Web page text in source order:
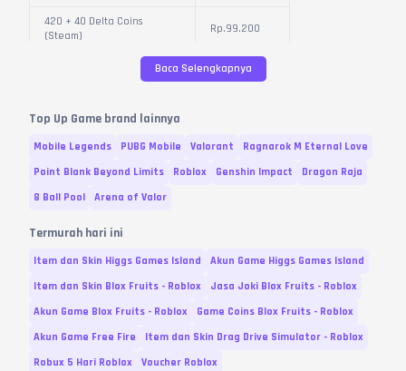
420 + 40 Delta Coins
(Steam)
Rp.99.200
Rp.136.900
1.280 + 200 Delta Coins
(Steam)
1.680 + 300 Delta Coins
(Steam)
3.280 + 670 Delta Coins
(Steam)
12.960 + 3.888 Delta Coins
12.960+3.240 Delta Coins
Rp.3.179.700
Baca Selengkapnya
Top Up Game brand lainnya
Mobile Legends PUBG Mobile Valorant
Ragnarok M Eternal Love
Point Blank Beyond Limits
Roblox Genshin Impact
Dragon Raja
8 Ball Pool
Arena of Valor
Termurah hari ini
Item dan Skin Higgs Games Island
Akun Game Higgs Games Island
Item dan Skin Blox Fruits - Roblox
Jasa Joki Blox Fruits - Roblox
Akun Game Blox Fruits - Roblox
Game Coins Blox Fruits - Roblox
Akun Game Free Fire
Item dan Skin Drag Drive Simulator - Roblox
Robux 5 Hari Roblox
Voucher Roblox